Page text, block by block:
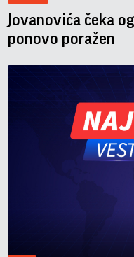
Jovanovića čeka
ponovo poražen